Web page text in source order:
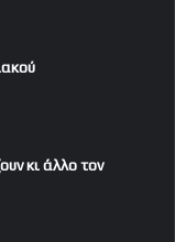
κι άλλο τον